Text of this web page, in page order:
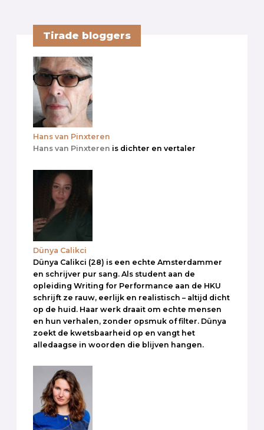
Tirade bloggers
Hans van Pinxteren
Hans van Pinxteren is dichter en vertaler
Dünya Calikci
Dünya Calikci (28) is een echte Amsterdammer
en schrijver pur sang. Als student aan de
opleiding Writing for Performance aan de HKU
schrijft ze rauw, eerlijk en realistisch – altijd dicht
op de huid. Haar werk draait om echte mensen
en hun verhalen, zonder opsmuk of filter. Dünya
zoekt de kwetsbaarheid op en vangt het
alledaagse in woorden die blijven hangen.